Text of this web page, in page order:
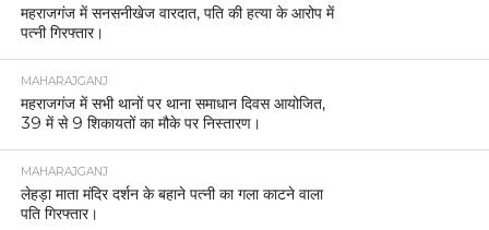
महराजगंज में सनसनीखेज वारदात, पति की हत्या के आरोप में
पत्नी गिरफ्तार।
MAHARAJGANJ
महराजगंज में सभी थानों पर थाना समाधान दिवस आयोजित,
39 में से 9 शिकायतों का मौके पर निस्तारण।
MAHARAJGANJ
लेहड़ा माता मंदिर दर्शन के बहाने पत्नी का गला काटने वाला
पति गिरफ्तार।